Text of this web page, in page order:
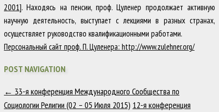
2001]. Находясь на пенсии, проф. Цуленер продолжает активную
научную деятельность, выступает с лекциями в разных странах,
осуществляет руководство квалификационными работами.
Персональный сайт проф. П. Цуленера: http://www.zulehner.org/
POST NAVIGATION
← 33-я конференция Международного Сообщества по
Социологии Религии (02 – 05 Июля 2015) 12-я конференция